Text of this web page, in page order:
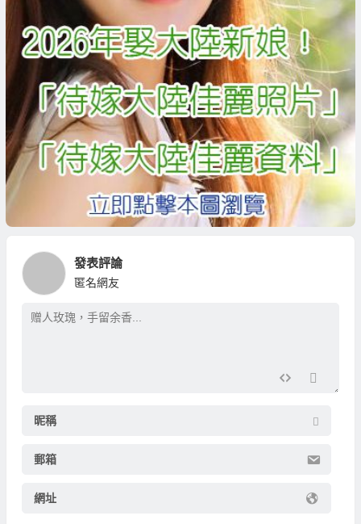
發表評論
匿名網友
昵稱
郵箱
網址